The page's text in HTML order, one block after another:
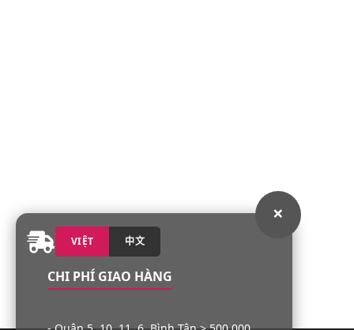
×
VIỆT 中文
CHI PHÍ GIAO HÀNG